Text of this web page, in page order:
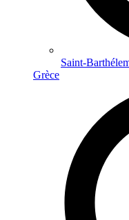
Saint-
Grèce